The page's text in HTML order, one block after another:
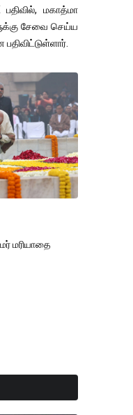
பதிவில், மகாத்மா
சேவை செய்ய
மரியாதை